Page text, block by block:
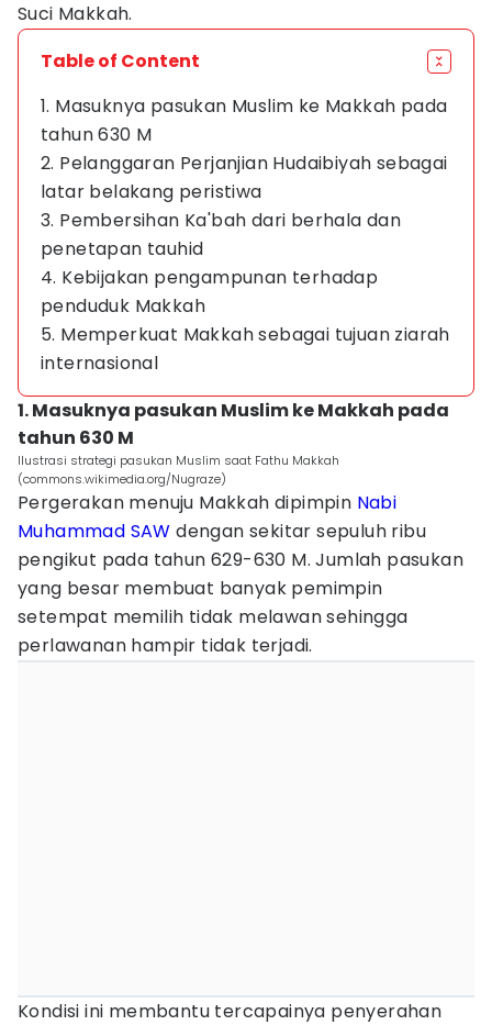
Suci Makkah.
Table of Content
1. Masuknya pasukan Muslim ke Makkah pada
tahun 630 M
2. Pelanggaran Perjanjian Hudaibiyah sebagai
latar belakang peristiwa
3. Pembersihan Ka'bah dari berhala dan
penetapan tauhid
4. Kebijakan pengampunan terhadap
penduduk Makkah
5. Memperkuat Makkah sebagai tujuan ziarah
internasional
1. Masuknya pasukan Muslim ke Makkah pada
tahun 630 M
Ilustrasi strategi pasukan Muslim saat Fathu Makkah
(commons.wikimedia.org/Nugraze)
Pergerakan menuju Makkah dipimpin Nabi
Muhammad SAW dengan sekitar sepuluh ribu
pengikut pada tahun 629-630 M. Jumlah pasukan
yang besar membuat banyak pemimpin
setempat memilih tidak melawan sehingga
perlawanan hampir tidak terjadi.
Kondisi ini membantu tercapainya penyerahan